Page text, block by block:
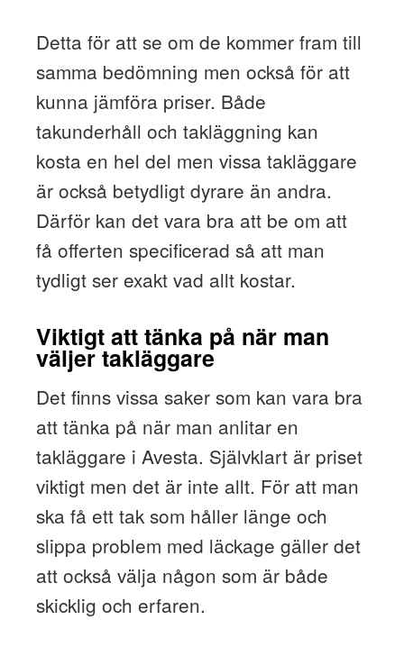
Detta för att se om de kommer fram till
samma bedömning men också för att
kunna jämföra priser. Både
takunderhåll och takläggning kan
kosta en hel del men vissa takläggare
är också betydligt dyrare än andra.
Därför kan det vara bra att be om att
få offerten specificerad så att man
tydligt ser exakt vad allt kostar.
Viktigt att tänka på när man
väljer takläggare
Det finns vissa saker som kan vara bra
att tänka på när man anlitar en
takläggare i Avesta. Självklart är priset
viktigt men det är inte allt. För att man
ska få ett tak som håller länge och
slippa problem med läckage gäller det
att också välja någon som är både
skicklig och erfaren.